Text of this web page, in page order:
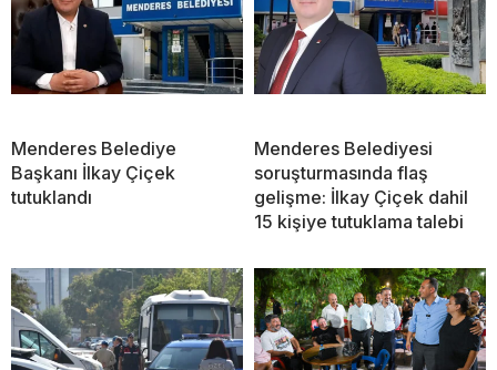
Menderes Belediye
Başkanı İlkay Çiçek
tutuklandı
Menderes Belediyesi
soruşturmasında flaş
gelişme: İlkay Çiçek dahil
15 kişiye tutuklama talebi